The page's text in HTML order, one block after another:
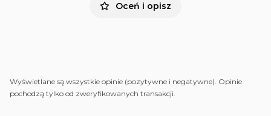
Oceń i opisz
Wyświetlane są wszystkie opinie (pozytywne i negatywne). Opinie
pochodzą tylko od zweryfikowanych transakcji.